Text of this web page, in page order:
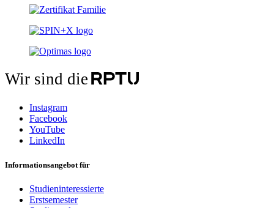
Wir sind die
Instagram
Facebook
YouTube
LinkedIn
Informationsangebot für
Studieninteressierte
Erstsemester